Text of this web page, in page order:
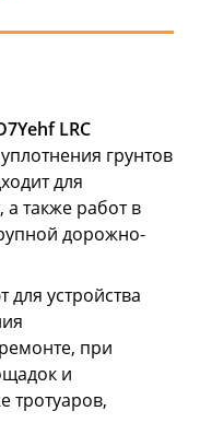
LRC
грунтов
для
также работ в
дорожно-
для устройства
при
и
тротуаров,